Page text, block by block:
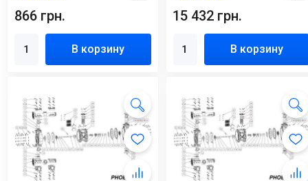
866 грн.
В корзину
15 432 грн.
В корзину